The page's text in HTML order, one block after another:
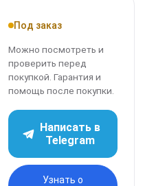
Под заказ
Можно посмотреть и
проверить перед
покупкой. Гарантия и
помощь после покупки.
Написать в
Telegram
Узнать о